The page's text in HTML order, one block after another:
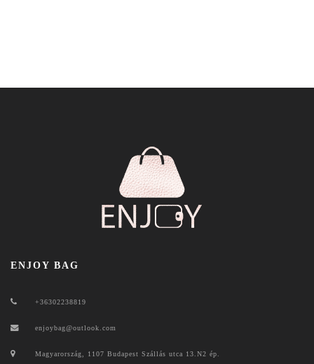
ENJOY BAG
+36302238819
enjoybag@outlook.com
Magyarország, 1107 Budapest Szállás utca 13.N2 ép.